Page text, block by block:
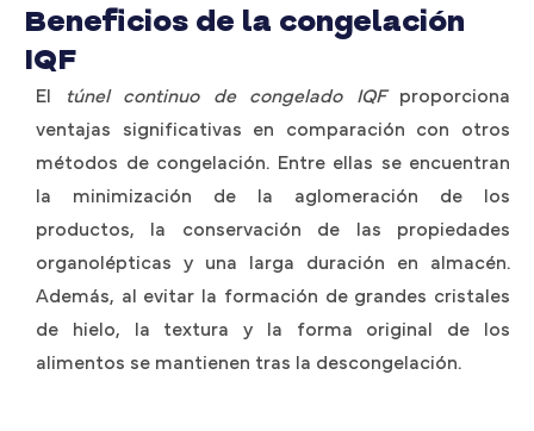
Beneficios de la congelación
IQF
El túnel continuo de congelado IQFproporciona
ventajas significativas en comparación con otros
métodos de congelación. Entre ellas se encuentran
la minimización de la aglomeración de los
productos, la conservación de las propiedades
organolépticas y una larga duración en almacén.
Además, al evitar la formación de grandes cristales
de hielo, la textura y la forma original de los
alimentos se mantienen tras la descongelación.